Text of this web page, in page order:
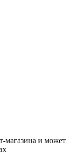
магазина и может